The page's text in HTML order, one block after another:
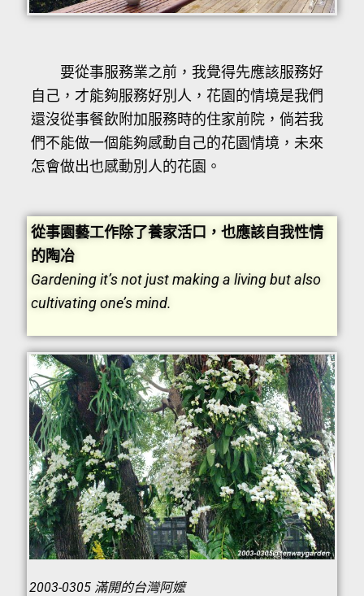
要從事服務業之前，我覺得先應該服務好
自己，才能夠服務好別人，花園的情境是我們
還沒從事餐飲附加服務時的住家前院，倘若我
們不能做一個能夠感動自己的花園情境，未來
怎會做出也感動別人的花園。
從事園藝工作除了養家活口，也應該自我性情
的陶冶
Gardening it’s not just making a living but also
cultivating one’s mind.
2003-0305 滿開的台灣阿嬤